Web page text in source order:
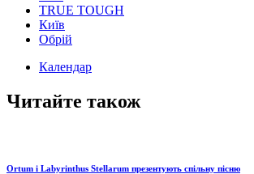
TRUE TOUGH
Київ
Обрій
Календар
Читайте також
Ortum і Labyrinthus Stellarum презентують спільну пісню